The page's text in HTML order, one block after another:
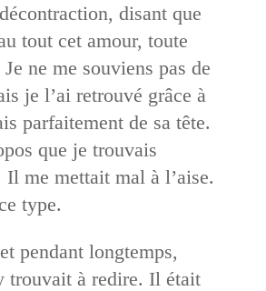
disant que
tout cet amour, toute
ne me souviens pas de
je l’ai retrouvé grâce à
parfaitement de sa tête.
que je trouvais
Il me mettait mal à l’aise.
type.
pendant longtemps,
trouvait à redire. Il était